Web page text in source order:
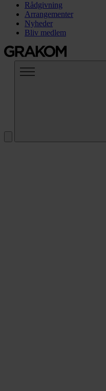
Rådgivning
Arrangementer
Nyheder
Bliv medlem